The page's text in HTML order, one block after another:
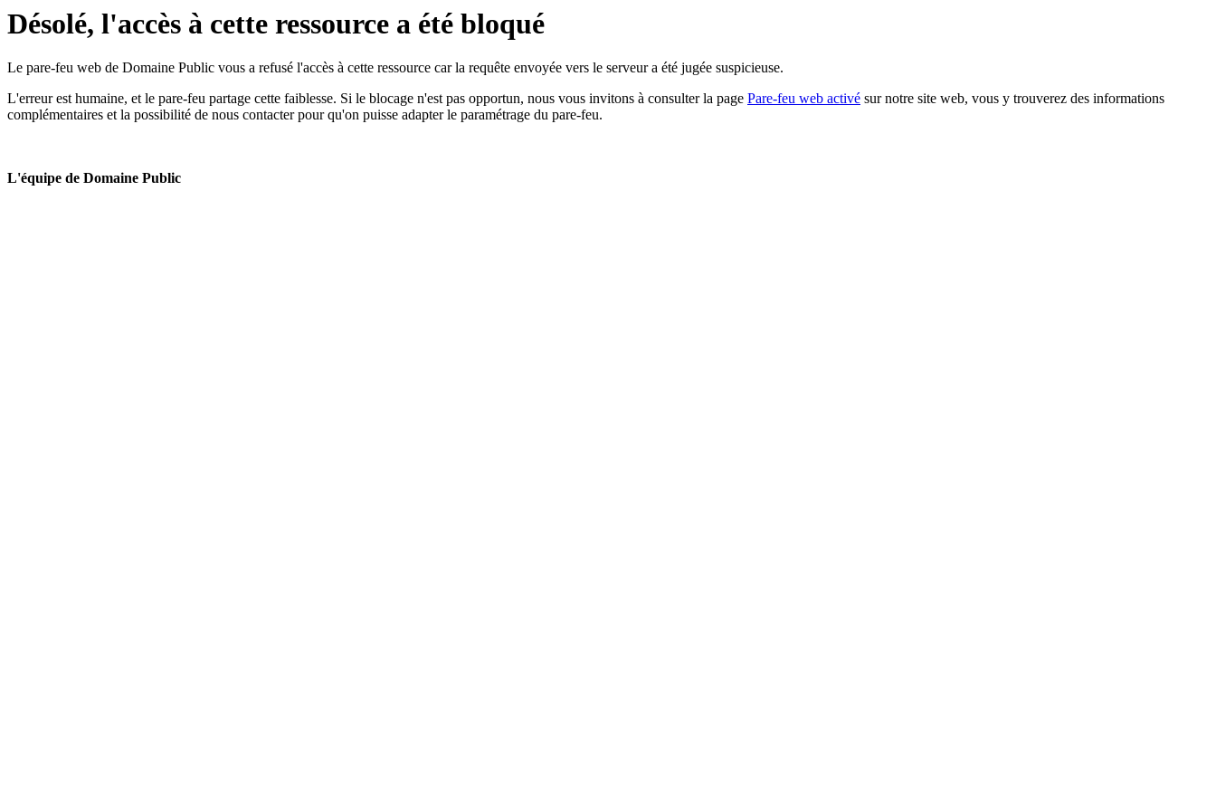
Désolé, l'accès à cette ressource a été bloqué
Le pare-feu web de Domaine Public vous a refusé l'accès à cette ressource car la requête envoyée vers le serveur a été jugée suspicieuse.
L'erreur est humaine, et le pare-feu partage cette faiblesse. Si le blocage n'est pas opportun, nous vous invitons à consulter la page Pare-feu web activé sur notre site web, vous y trouverez des informations
complémentaires et la possibilité de nous contacter pour qu'on puisse adapter le paramétrage du pare-feu.
L'équipe de Domaine Public